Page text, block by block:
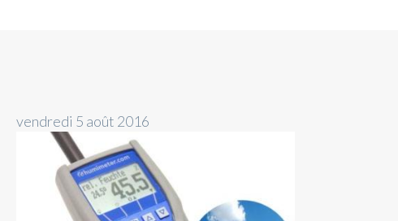
vendredi 5 août 2016